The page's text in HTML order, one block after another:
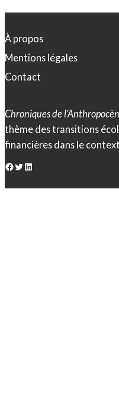
À propos
Mentions légales
Contact
Chroniques de
thème des transitions
financières dans le
Facebook Twitter LinkedIn